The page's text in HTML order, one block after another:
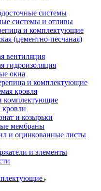
системы
системы и отливы
и комплектующие
(цементно-песчаная)
вентиляция
гидроизоляция
окна
и комплектующие
кровля
комплектующие
и козырьки
мембраны
и оцинкованные листы
и элементы